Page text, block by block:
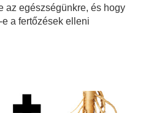
az egészségünkre, és hogy
a fertőzések elleni